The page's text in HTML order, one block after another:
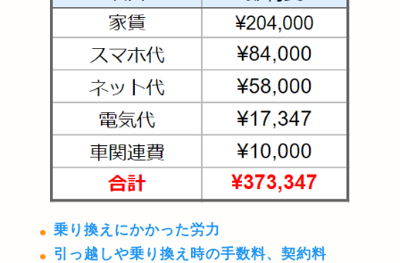
乗り換えにかかった労力
引っ越しや乗り換え時の手数料、契約料